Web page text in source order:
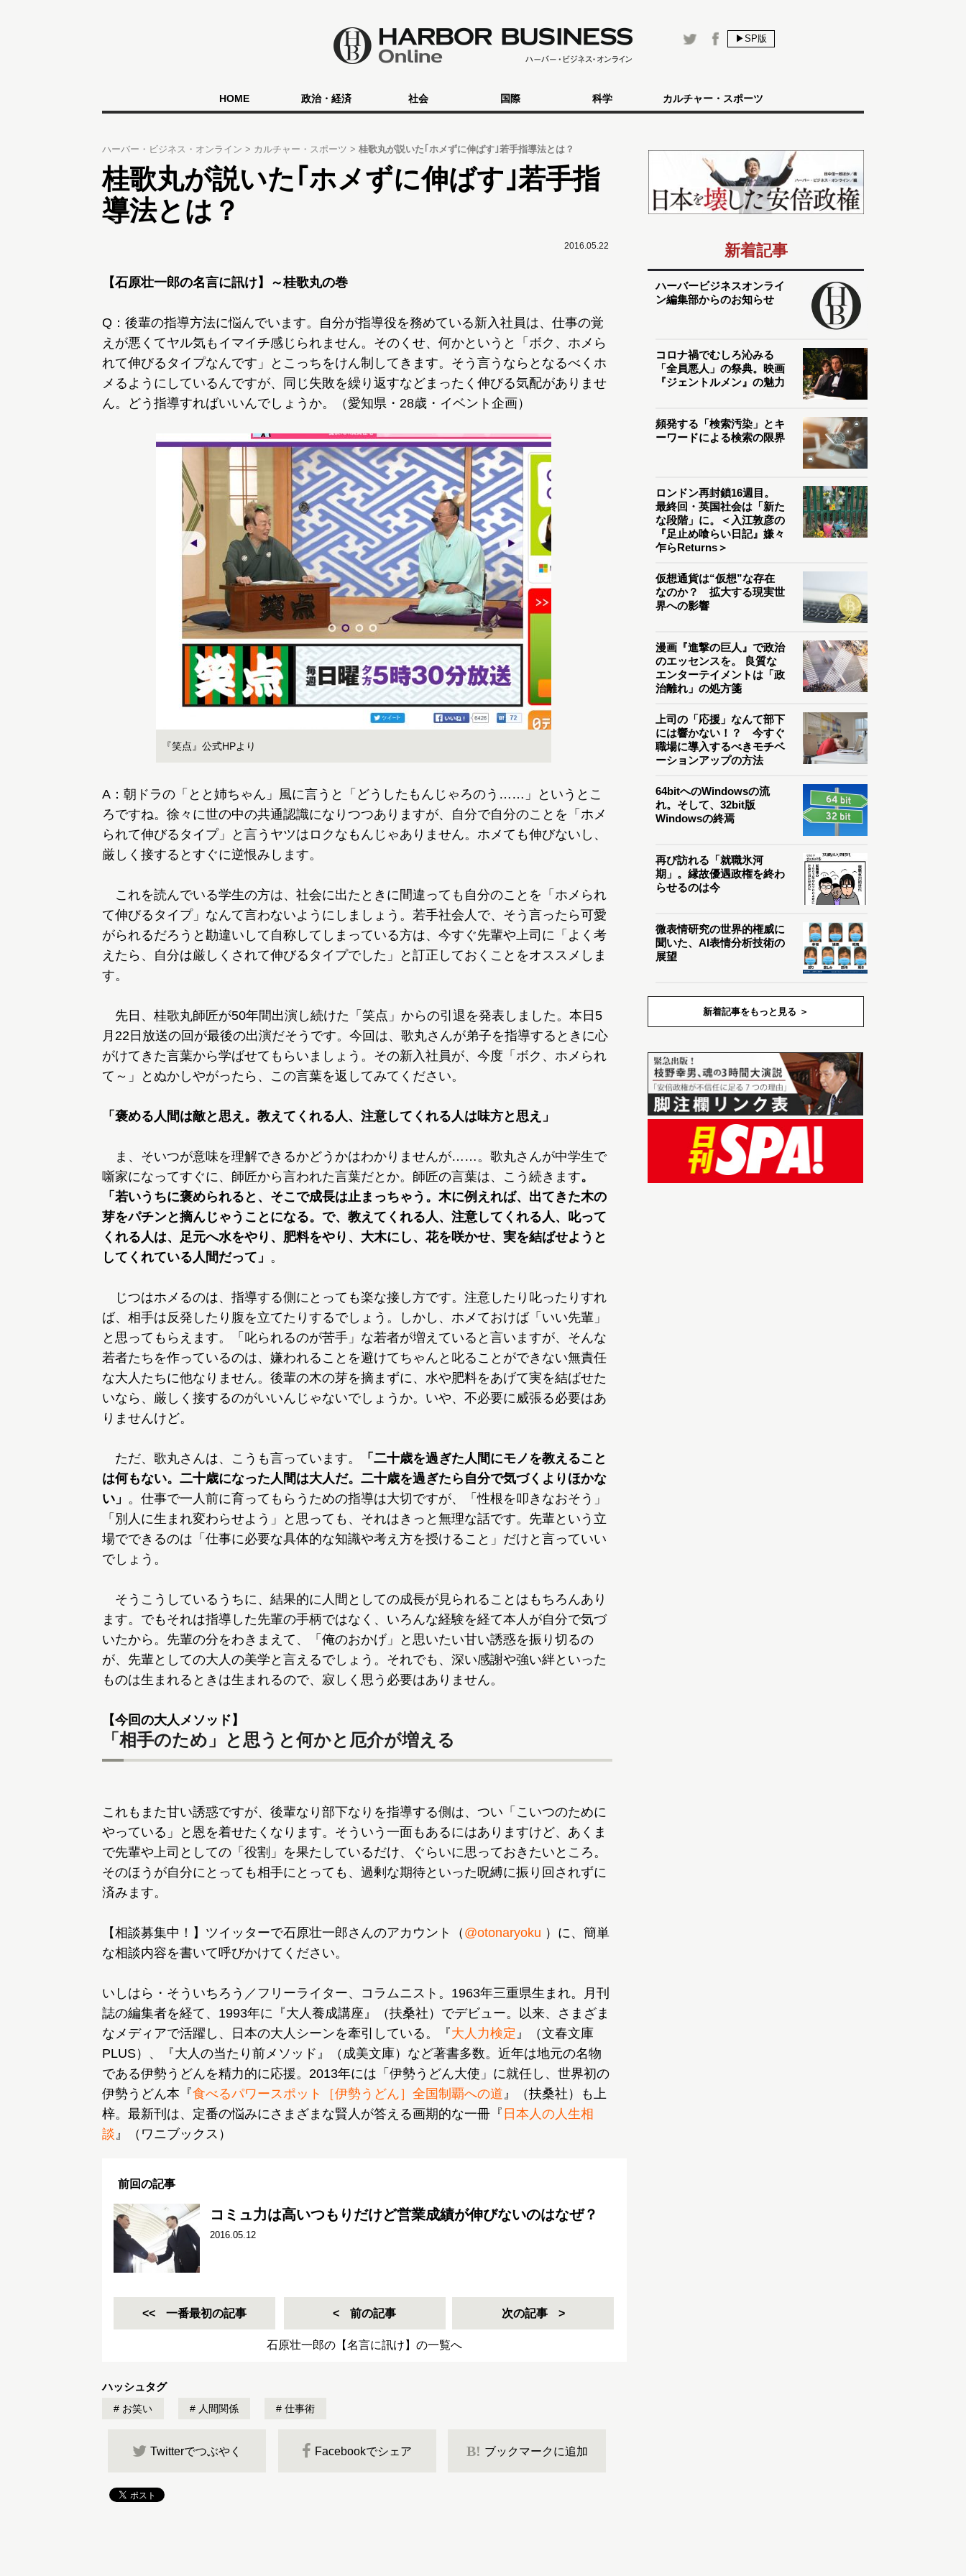
▶SP版
HOME 政治・経済 社会 国際 科学 カルチャー・スポーツ
ハーバー・ビジネス・オンライン カルチャー・スポーツ 桂歌丸が説いた｢ホメずに伸ばす｣若手指導法とは？
桂歌丸が説いた｢ホメずに伸ばす｣若手指
導法とは？
2016.05.22
【石原壮一郎の名言に訊け】～桂歌丸の巻
Q：後輩の指導方法に悩んでいます。自分が指導役を務めている新入社員は、仕事の覚
えが悪くてヤル気もイマイチ感じられません。そのくせ、何かというと「ボク、ホメら
れて伸びるタイプなんです」とこっちをけん制してきます。そう言うならとなるべくホ
メるようにしているんですが、同じ失敗を繰り返すなどまったく伸びる気配がありませ
ん。どう指導すればいいんでしょうか。（愛知県・28歳・イベント企画）
『笑点』公式HPより
A：朝ドラの「とと姉ちゃん」風に言うと「どうしたもんじゃろのう……」というとこ
ろですね。徐々に世の中の共通認識になりつつありますが、自分で自分のことを「ホメ
られて伸びるタイプ」と言うヤツはロクなもんじゃありません。ホメても伸びないし、
厳しく接するとすぐに逆恨みします。
これを読んでいる学生の方は、社会に出たときに間違っても自分のことを「ホメられ
て伸びるタイプ」なんて言わないようにしましょう。若手社会人で、そう言ったら可愛
がられるだろうと勘違いして自称してしまっている方は、今すぐ先輩や上司に「よく考
えたら、自分は厳しくされて伸びるタイプでした」と訂正しておくことをオススメしま
す。
先日、桂歌丸師匠が50年間出演し続けた「笑点」からの引退を発表しました。本日5
月22日放送の回が最後の出演だそうです。今回は、歌丸さんが弟子を指導するときに心
がけてきた言葉から学ばせてもらいましょう。その新入社員が、今度「ボク、ホメられ
て～」とぬかしやがったら、この言葉を返してみてください。
「褒める人間は敵と思え。教えてくれる人、注意してくれる人は味方と思え」
ま、そいつが意味を理解できるかどうかはわかりませんが……。歌丸さんが中学生で
噺家になってすぐに、師匠から言われた言葉だとか。師匠の言葉は、こう続きます。
「若いうちに褒められると、そこで成長は止まっちゃう。木に例えれば、出てきた木の
芽をパチンと摘んじゃうことになる。で、教えてくれる人、注意してくれる人、叱って
くれる人は、足元へ水をやり、肥料をやり、大木にし、花を咲かせ、実を結ばせようと
してくれている人間だって」 。
じつはホメるのは、指導する側にとっても楽な接し方です。注意したり叱ったりすれ
ば、相手は反発したり腹を立てたりするでしょう。しかし、ホメておけば「いい先輩」
と思ってもらえます。「叱られるのが苦手」な若者が増えていると言いますが、そんな
若者たちを作っているのは、嫌われることを避けてちゃんと叱ることができない無責任
な大人たちに他なりません。後輩の木の芽を摘まずに、水や肥料をあげて実を結ばせた
いなら、厳しく接するのがいいんじゃないでしょうか。いや、不必要に威張る必要はあ
りませんけど。
ただ、歌丸さんは、こうも言っています。
「二十歳を過ぎた人間にモノを教えること
は何もない。二十歳になった人間は大人だ。二十歳を過ぎたら自分で気づくよりほかな
い」 。仕事で一人前に育ってもらうための指導は大切ですが、「性根を叩きなおそう」
「別人に生まれ変わらせよう」と思っても、それはきっと無理な話です。先輩という立
場でできるのは「仕事に必要な具体的な知識や考え方を授けること」だけと言っていい
でしょう。
そうこうしているうちに、結果的に人間としての成長が見られることはもちろんあり
ます。でもそれは指導した先輩の手柄ではなく、いろんな経験を経て本人が自分で気づ
いたから。先輩の分をわきまえて、「俺のおかげ」と思いたい甘い誘惑を振り切るの
が、先輩としての大人の美学と言えるでしょう。それでも、深い感謝や強い絆といった
ものは生まれるときは生まれるので、寂しく思う必要はありません。
【今回の大人メソッド】
「相手のため」と思うと何かと厄介が増える
これもまた甘い誘惑ですが、後輩なり部下なりを指導する側は、つい「こいつのために
やっている」と恩を着せたくなります。そういう一面もあるにはありますけど、あくま
で先輩や上司としての「役割」を果たしているだけ、ぐらいに思っておきたいところ。
そのほうが自分にとっても相手にとっても、過剰な期待といった呪縛に振り回されずに
済みます。
【相談募集中！】ツイッターで石原壮一郎さんのアカウント（ @otonaryoku ）に、簡単
な相談内容を書いて呼びかけてください。
いしはら・そういちろう／フリーライター、コラムニスト。1963年三重県生まれ。月刊
誌の編集者を経て、1993年に『大人養成講座』（扶桑社）でデビュー。以来、さまざま
なメディアで活躍し、日本の大人シーンを牽引している。『大人力検定 』（文春文庫
PLUS）、『大人の当たり前メソッド』（成美文庫）など著書多数。近年は地元の名物
である伊勢うどんを精力的に応援。2013年には「伊勢うどん大使」に就任し、世界初の
伊勢うどん本『食べるパワースポット［伊勢うどん］全国制覇への道』（扶桑社）も上
梓。最新刊は、定番の悩みにさまざまな賢人が答える画期的な一冊『 日本人の人生相
談』（ワニブックス）
前回の記事
コミュ力は高いつもりだけど営業成績が伸びないのはなぜ？
2016.05.12
一番最初の記事 前の記事 次の記事
石原壮一郎の【名言に訊け】の一覧へ
ハッシュタグ
お笑い 人間関係 仕事術
Twitterでつぶやく Facebookでシェア B! ブックマークに追加
新着記事
ハーバービジネスオンライ
ン編集部からのお知らせ
コロナ禍でむしろ沁みる
「全員悪人」の祭典。映画
『ジェントルメン』の魅力
頻発する「検索汚染」とキ
ーワードによる検索の限界
ロンドン再封鎖16週目。
最終回・英国社会は「新た
な段階」に。＜入江敦彦の
『足止め喰らい日記』嫌々
乍らReturns＞
仮想通貨は“仮想”な存在
なのか？ 拡大する現実世
界への影響
漫画『進撃の巨人』で政治
のエッセンスを。 良質な
エンターテイメントは「政
治離れ」の処方箋
上司の「応援」なんて部下
には響かない！？ 今すぐ
職場に導入するべきモチベ
ーションアップの方法
64bitへのWindowsの流
れ。そして、32bit版
Windowsの終焉
再び訪れる「就職氷河
期」。縁故優遇政権を終わ
らせるのは今
微表情研究の世界的権威に
聞いた、AI表情分析技術の
展望
新着記事をもっと見る